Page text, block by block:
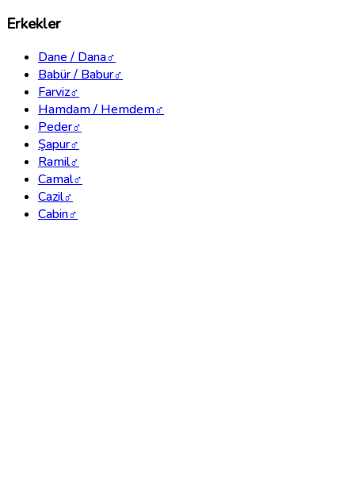
Erkekler
Dane / Dana♂
Babür / Babur♂
Farviz♂
Hamdam / Hemdem♂
Peder♂
Şapur♂
Ramil♂
Camal♂
Cazil♂
Cabin♂